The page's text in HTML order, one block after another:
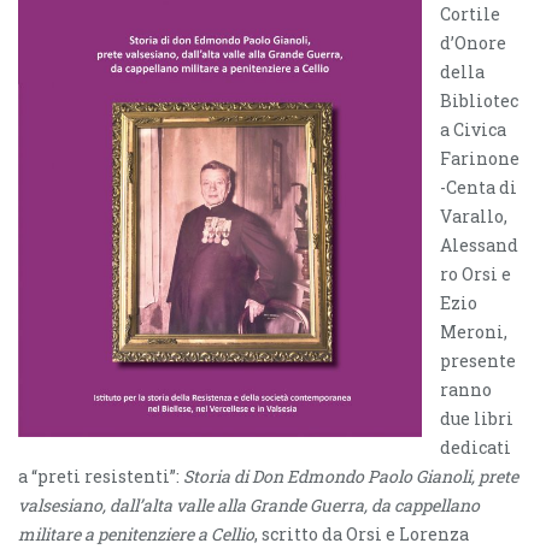
Cortile
d’Onore
della
Bibliotec
a Civica
Farinone
-Centa di
Varallo,
Alessand
ro Orsi e
Ezio
Meroni,
presente
ranno
due libri
dedicati
a “preti resistenti”: Storia di Don Edmondo Paolo Gianoli, prete
valsesiano, dall’alta valle alla Grande Guerra, da cappellano
militare a penitenziere a Cellio, scritto da Orsi e Lorenza